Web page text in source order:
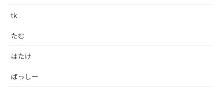
tk
たむ
はたけ
ばっしー